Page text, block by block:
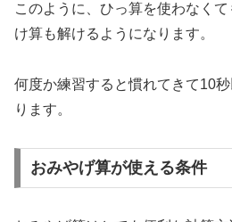
このように、ひっ算を使わなく
け算も解けるようになります。
何度か練習すると慣れてきて10
ります。
おみやげ算が使える条件